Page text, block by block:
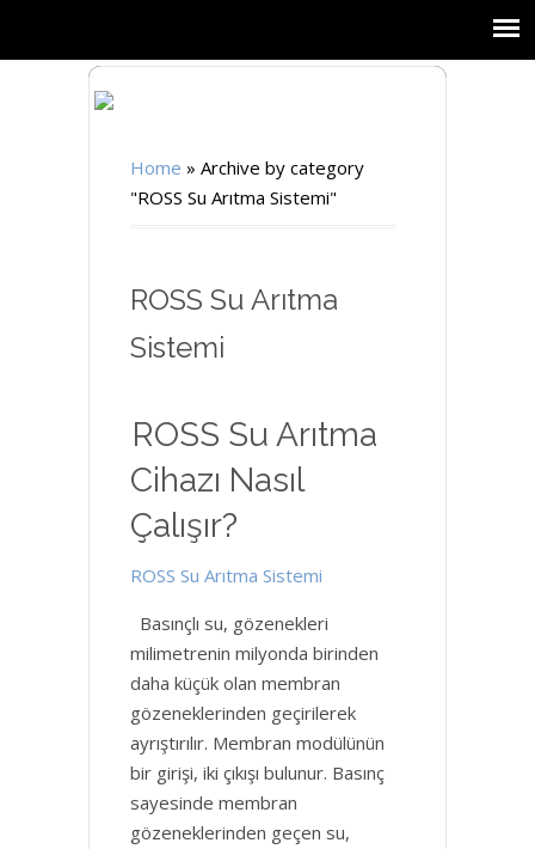
Home » Archive by category
"ROSS Su Arıtma Sistemi"
ROSS Su Arıtma
Sistemi
ROSS Su Arıtma
Cihazı Nasıl
Çalışır?
ROSS Su Arıtma Sistemi
Basınçlı su, gözenekleri
milimetrenin milyonda birinden
daha küçük olan membran
gözeneklerinden geçirilerek
ayrıştırılır. Membran modülünün
bir girişi, iki çıkışı bulunur. Basınç
sayesinde membran
gözeneklerinden geçen su,